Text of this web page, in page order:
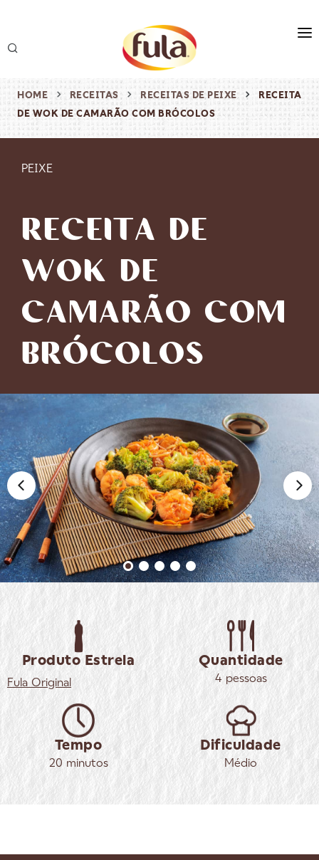
produtos
receitas
HOME RECEITAS RECEITAS DE PEIXE
RECEITA
DE WOK DE CAMARÃO COM BRÓCOLOS
PEIXE
RECEITA DE
WOK DE
CAMARÃO COM
BRÓCOLOS
Produto Estrela
Fula Original
Quantidade
4 pessoas
Tempo
20 minutos
Dificuldade
Médio